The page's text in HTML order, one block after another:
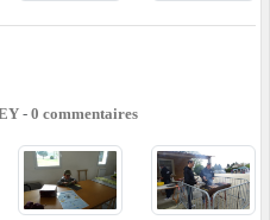
- 0 commentaires